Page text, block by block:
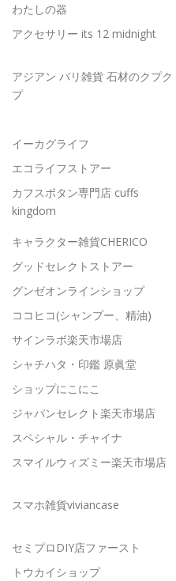
わたしの器
アクセサリー its 12 midnight
アジアン バリ雑貨 石材のクプク
プ
イーカグライフ
エコライフストアー
カフスボタン専門店 cuffs
kingdom
キャラクター雑貨CHERICO
グッドセレクトストアー
グンゼオンラインショップ
ココヒコ(シャンプー、精油)
サインラボ楽天市場店
シャチハタ・印鑑 原眞堂
ショップにこにこ
ジャパンセレクト楽天市場店
スペシャル・チャイナ
スマイルウィズミー楽天市場店
スマホ雑貨viviancase
セミプロDIY店ファースト
トウカイショップ